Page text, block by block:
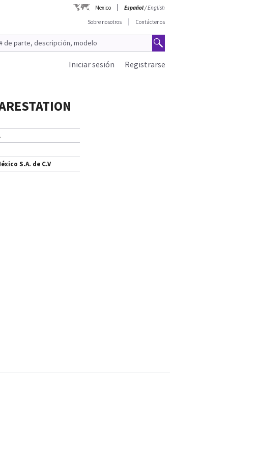
Mexico Español/English
Sobre nosotros
Contáctenos
Registrarse
Iniciar sesión
S.A. de C.V